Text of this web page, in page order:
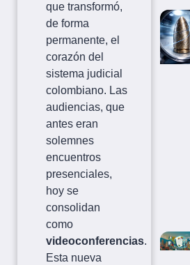
que transformó,
de forma
permanente, el
corazón del
sistema judicial
colombiano. Las
audiencias, que
antes eran
solemnes
encuentros
presenciales,
hoy se
consolidan
como
videoconferencias.
Esta nueva